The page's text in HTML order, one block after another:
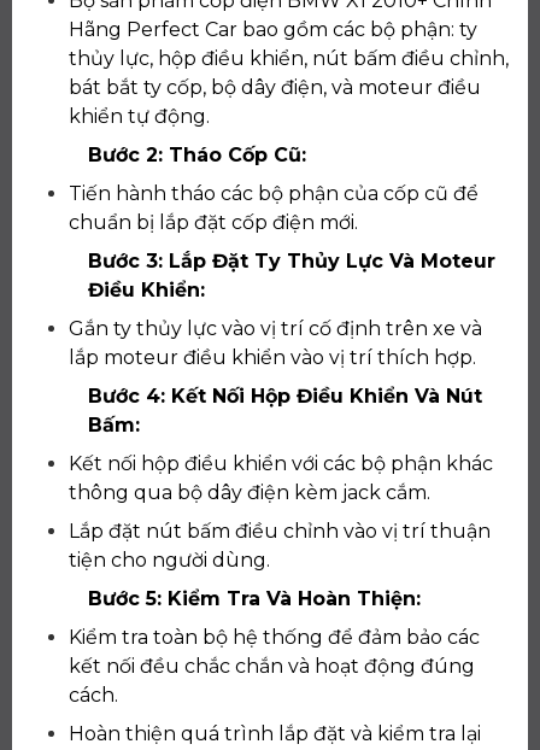
Hãng Perfect Car bao gồm các bộ phận: ty
thủy lực, hộp điều khiển, nút bấm điều chỉnh,
bát bắt ty cốp, bộ dây điện, và moteur điều
khiển tự động.
Bước 2: Tháo Cốp Cũ:
Tiến hành tháo các bộ phận của cốp cũ để
chuẩn bị lắp đặt cốp điện mới.
Bước 3: Lắp Đặt Ty Thủy Lực Và Moteur
Điều Khiển:
Gắn ty thủy lực vào vị trí cố định trên xe và
lắp moteur điều khiển vào vị trí thích hợp.
Bước 4: Kết Nối Hộp Điều Khiển Và Nút
Bấm:
Kết nối hộp điều khiển với các bộ phận khác
thông qua bộ dây điện kèm jack cắm.
Lắp đặt nút bấm điều chỉnh vào vị trí thuận
tiện cho người dùng.
Bước 5: Kiểm Tra Và Hoàn Thiện:
Kiểm tra toàn bộ hệ thống để đảm bảo các
kết nối đều chắc chắn và hoạt động đúng
cách.
Hoàn thiện quá trình lắp đặt và kiểm tra lại